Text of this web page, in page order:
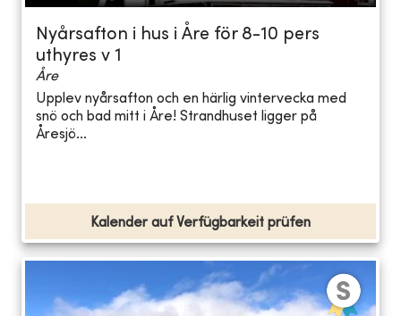
Nyårsafton i hus i Åre för 8-10 pers
uthyres v 1
Åre
Upplev nyårsafton och en härlig vintervecka med
snö och bad mitt i Åre! Strandhuset ligger på
Åresjö...
Kalender auf Verfügbarkeit prüfen